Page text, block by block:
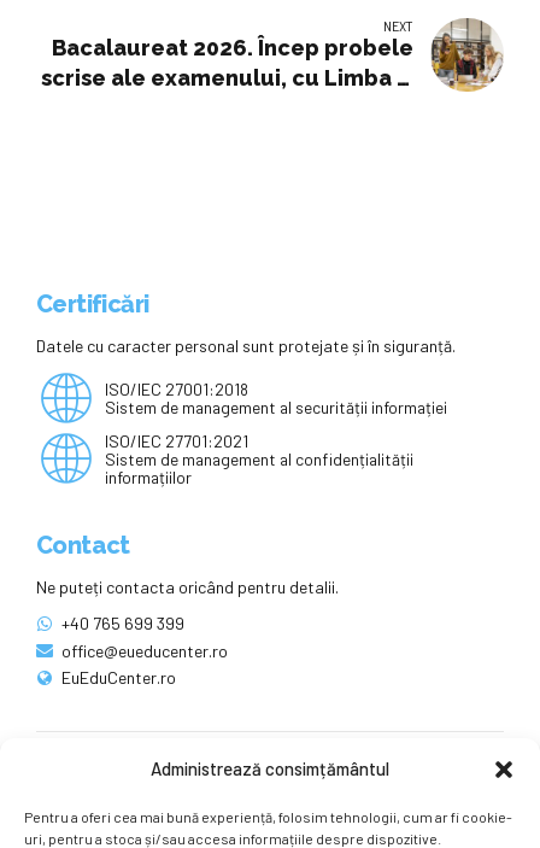
Administrează consimțământul
Pentru a oferi cea mai bună experiență, folosim tehnologii, cum ar fi cookie-
uri, pentru a stoca și/sau accesa informațiile despre dispozitive.
în şcoli pentru a încărca în
sistemul informatic lucrările
NEXT
Bacalaureat 2026. Încep probele
scrise ale examenului, cu Limba și
Certificări
Datele cu caracter personal sunt protejate și în siguranță.
ISO/IEC 27001:2018
Sistem de management al securității informației
ISO/IEC 27701:2021
Sistem de management al confidențialității
informațiilor
Contact
Ne puteți contacta oricând pentru detalii.
+40 765 699 399
office@eueducenter.ro
EuEduCenter.ro
Ne puteți găsi și pe rețelele sociale.